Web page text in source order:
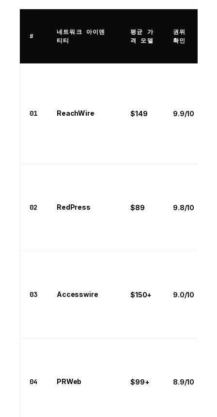
#
네트워크 아이덴
티티
평균 가
격 모델
권위
확인
01 ReachWire $149 9.9/10
02 RedPress $89 9.8/10
03 Accesswire $150+ 9.0/10
04 PRWeb $99+ 8.9/10